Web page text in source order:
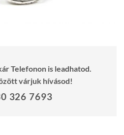
Telefonon is leadhatod.
várjuk hívásod!
326 7693